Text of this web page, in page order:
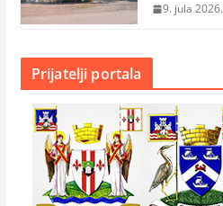
9. jula 2026.
Prijatelji portala